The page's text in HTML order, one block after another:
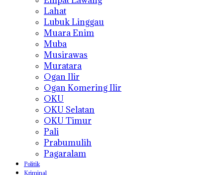
Lahat
Lubuk Linggau
Muara Enim
Muba
Musirawas
Muratara
Ogan Ilir
Ogan Komering Ilir
OKU
OKU Selatan
OKU Timur
Pali
Prabumulih
Pagaralam
Politik
Kriminal